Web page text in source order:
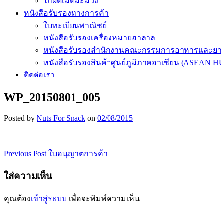
หนังสือรับรองทางการค้า
ใบทะเบียนพาณิชย์
หนังสือรับรองเครื่องหมายฮาลาล
หนังสือรับรองสำนักงานคณะกรรมการอาหารและยา
หนังสือรับรองสินค้าศูนย์ภูมิภาคอาเซียน (ASEAN
ติดต่อเรา
WP_20150801_005
Posted by Nuts For Snack on 02/08/2015
เมนู
นำทาง
เรื่อง
Previous Post ใบอนุญาตการค้า
ใส่ความเห็น
คุณต้องเข้าสู่ระบบ เพื่อจะพิมพ์ความเห็น